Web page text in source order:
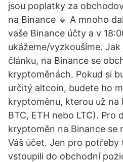
jsou poplatky za
na Binance 🔸️ A mnoho
vaše Binance účty a v
ukážeme/vyzkoušíme.
článku, na Binance se
kryptoměnách. Pokud si
určitý altcoin, budete ho
kryptoměnu, kterou už na
BTC, ETH nebo LTC). Pro
kryptoměn na Binance se
Váš účet. Jen pro potřeby
vstoupili do obchodní